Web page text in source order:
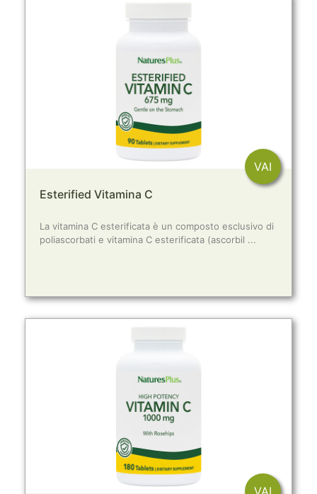
VAI
Esterified Vitamina C
La vitamina C esterificata è un composto esclusivo di
poliascorbati e vitamina C esterificata (ascorbil ...